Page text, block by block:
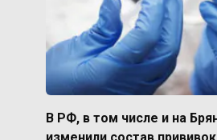
В РФ, в том числе и на
изменили состав